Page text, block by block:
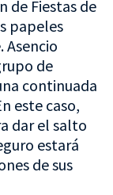
de Fiestas de
papeles
de
continuada
este caso,
dar el salto
estará
de sus